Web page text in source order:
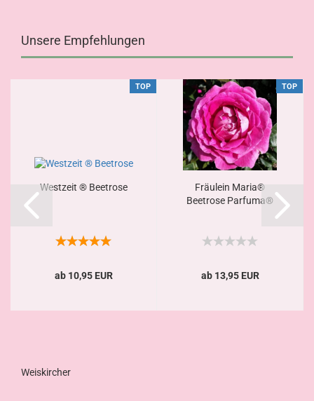
Unsere Empfehlungen
TOP
Westzeit ® Beetrose
ab 10,95 EUR
TOP
Fräulein Maria®
Beetrose Parfuma®
ab 13,95 EUR
Weiskircher